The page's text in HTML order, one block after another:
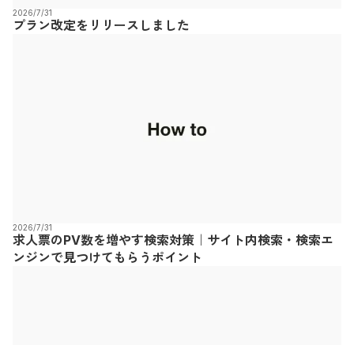
2026/7/31
プラン改定をリリースしました
2026/7/31
求人票のPV数を増やす検索対策｜サイト内検索・検索エ
ンジンで見つけてもらうポイント